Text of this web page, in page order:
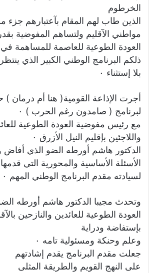
الخرطوم
الذين طاب لهم المقام بآعتبارهم جزء
مواطني الآقليم ولتساهم المفوضية
العودة الطوعية للعاصمة للمساهمة في
ذلكم البرنامج الوطني الكبير الذي
بلا إستثناء ٠
أجرت الإذاعة القومية( هنا أم درمان )
لبرنامج ( صامدون رغم الحرب ) ٠
مع رئيس مفوضية العودة الطوعية
واللاجئين بإقليم النيل الأزرق ٠
الدكتور هاشم أورطه الضو الذي
الأسئلة الأساسية والمحورية التي قدمها
لسيادته مقدم البرنامج الوطني المهم ٠
وتحدث مجيبا الدكتور هاشم أورطه
العودة الطوعية للعائدين والنازحين
بإستفاضة ودراية
وعلم وحنكة ومسئولية تامه ٠
جعلت مقدم البرنامج يقدم إشادتهم
على النهج القويم والطريقة المثلى